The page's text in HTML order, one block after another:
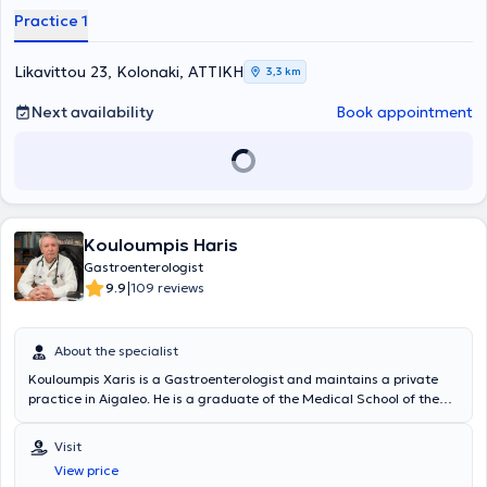
sexually transmitted diseases), idiopathic inflammatory bowel
gastric Botox).
Practice 1
Likavittou 23, Kolonaki, ΑΤΤΙΚΗ 3,3 km
Next availability Book appointment
Kouloumpis Haris
Gastroenterologist
9.9|109 reviews
About the specialist
Kouloumpis Xaris is a Gastroenterologist and maintains a private
practice in Aigaleo. He is a graduate of the Medical School of the
the General Hospital of Athens "Evangelismos." He possesses
significant and extensive experience and specializes in hepatology,
endoscopic gastroenterology, and digestive oncology. In his private
Visit
View price